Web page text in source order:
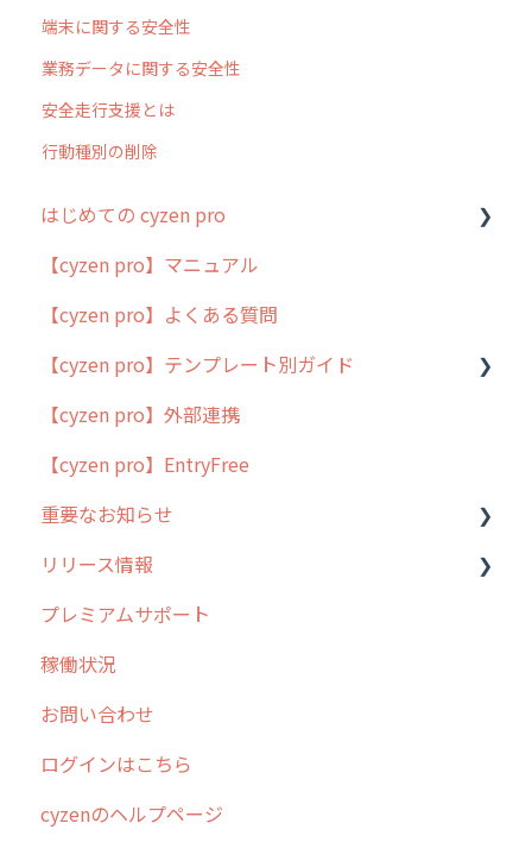
端末に関する安全性
業務データに関する安全性
安全走行支援とは
行動種別の削除
はじめての cyzen pro
cyzen pro とは？
簡易マニュアル
cyzen proの位置情報取得について
用語集
よくある質問
【cyzen pro】マニュアル
【cyzen pro】よくある質問
【cyzen pro】テンプレート別ガイド
ポスティング
ラウンダー
メンテナンス
外廻り営業
清掃
不動産
【cyzen pro】外部連携
【cyzen pro】EntryFree
重要なお知らせ
過去の重要なお知らせ
障害情報
リリース情報
リリース
2026年のリリース情報
2025年のリリース情報
2024年のリリース情報
2023年のリリース情報
プレミアムサポート
稼働状況
お問い合わせ
ログインはこちら
cyzenのヘルプページ